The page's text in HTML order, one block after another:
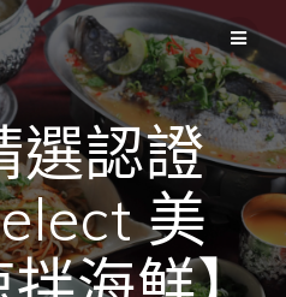
Skip
to
content
選認證
美